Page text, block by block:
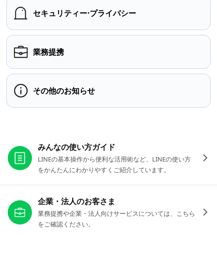
セキュリティー⋅プライバシー
業務提携
その他のお知らせ
みんなの使い方ガイド
LINEの基本操作から便利な活用術など、LINEの使い方
をかんたんにわかりやすくご紹介しています。
企業・法人のお客さま
業務提携や企業・法人向けサービスについては、こちら
をご確認ください。